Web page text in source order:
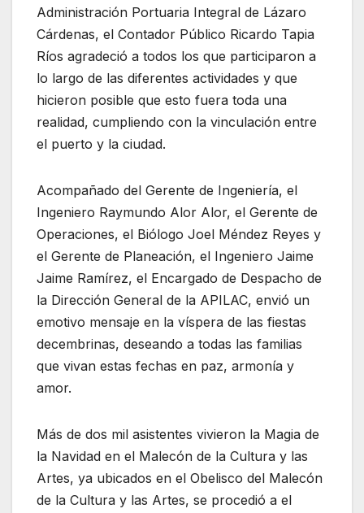
Administración Portuaria Integral de Lázaro
Cárdenas, el Contador Público Ricardo Tapia
Ríos agradeció a todos los que participaron a
lo largo de las diferentes actividades y que
hicieron posible que esto fuera toda una
realidad, cumpliendo con la vinculación entre
el puerto y la ciudad.
Acompañado del Gerente de Ingeniería, el
Ingeniero Raymundo Alor Alor, el Gerente de
Operaciones, el Biólogo Joel Méndez Reyes y
el Gerente de Planeación, el Ingeniero Jaime
Jaime Ramírez, el Encargado de Despacho de
la Dirección General de la APILAC, envió un
emotivo mensaje en la víspera de las fiestas
decembrinas, deseando a todas las familias
que vivan estas fechas en paz, armonía y
amor.
Más de dos mil asistentes vivieron la Magia de
la Navidad en el Malecón de la Cultura y las
Artes, ya ubicados en el Obelisco del Malecón
de la Cultura y las Artes, se procedió a el